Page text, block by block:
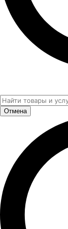
Отмена